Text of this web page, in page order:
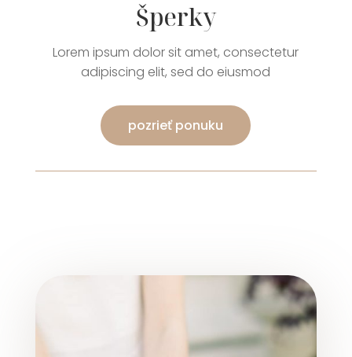
Šperky
Lorem ipsum dolor sit amet, consectetur
adipiscing elit, sed do eiusmod
pozrieť ponuku